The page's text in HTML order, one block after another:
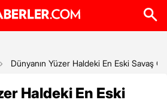
Dünyanın Yüzer Haldeki En Eski Savaş
Haldeki En Eski